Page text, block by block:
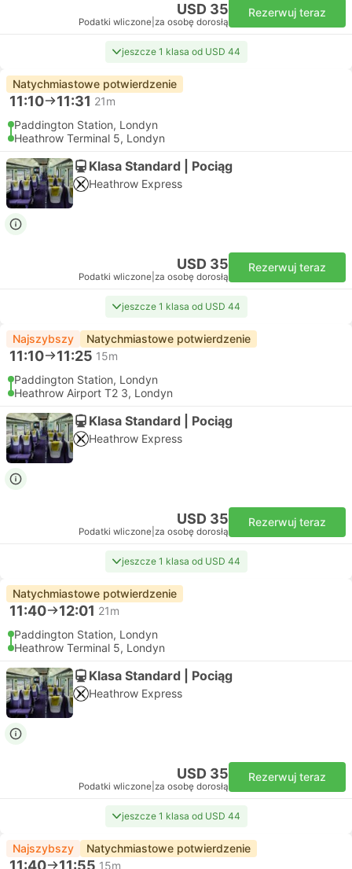
USD 35
Podatki wliczone za osobę dorosłą
Rezerwuj teraz
jeszcze 1 klasa od USD 44
Natychmiastowe potwierdzenie
11:10 11:31 21m
Paddington Station, Londyn
Heathrow Terminal 5, Londyn
Klasa Standard | Pociąg
Heathrow Express
USD 35
Podatki wliczone za osobę dorosłą
Rezerwuj teraz
jeszcze 1 klasa od USD 44
Najszybszy Natychmiastowe potwierdzenie
11:10 11:25 15m
Paddington Station, Londyn
Heathrow Airport T2 3, Londyn
Klasa Standard | Pociąg
Heathrow Express
USD 35
Podatki wliczone za osobę dorosłą
Rezerwuj teraz
jeszcze 1 klasa od USD 44
Natychmiastowe potwierdzenie
11:40 12:01 21m
Paddington Station, Londyn
Heathrow Terminal 5, Londyn
Klasa Standard | Pociąg
Heathrow Express
USD 35
Podatki wliczone za osobę dorosłą
Rezerwuj teraz
jeszcze 1 klasa od USD 44
Najszybszy Natychmiastowe potwierdzenie
11:40 11:55 15m